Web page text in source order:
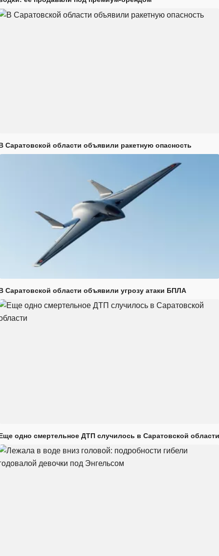
Саратовской области объявили ракетную опасность
Саратовской области объявили угрозу атаки БПЛА
одно смертельное ДТП случилось в Саратовской области